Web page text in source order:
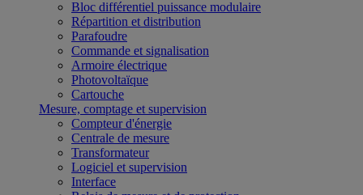
Bloc différentiel puissance modulaire
Répartition et distribution
Parafoudre
Commande et signalisation
Armoire électrique
Photovoltaïque
Cartouche
Mesure, comptage et supervision
Compteur d'énergie
Centrale de mesure
Transformateur
Logiciel et supervision
Interface